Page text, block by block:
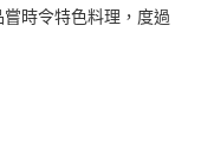
時令特色料理，度過